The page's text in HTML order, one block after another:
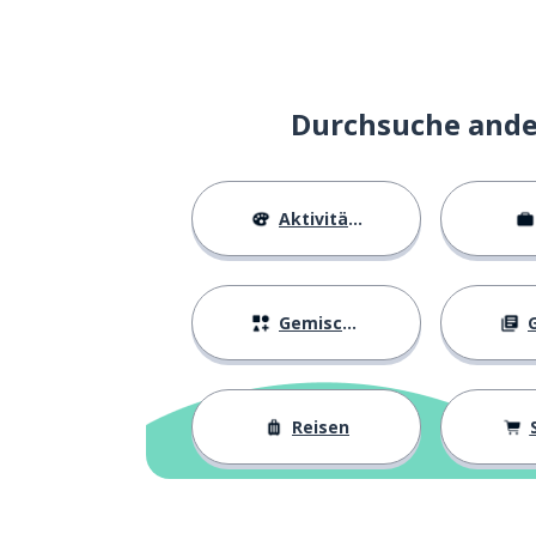
was?
ein Kino
un ami; une amie ein Freund;
le produit das Produkt
Durchsuche
Aktivitäten
Gemischtes
Reisen